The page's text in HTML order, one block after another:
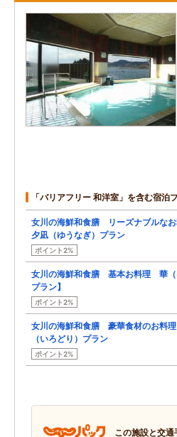
「バリアフリー 和洋室」を含む宿泊
女川の海鮮和食膳 リーズナブルな
夕凪（ゆうなぎ）プラン
ポイント2%
女川の海鮮和食膳 基本お料理 華（
プラン】
ポイント2%
女川の海鮮和食膳 豪華食材のお料
（いろどり）プラン
ポイント2%
この施設と交